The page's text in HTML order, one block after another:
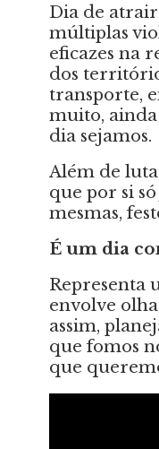
Dia de atrair
múltiplas
eficazes na
dos
transporte,
muito, ainda
dia sejamos.
Além de
que por si
mesmas,
É um dia
Representa
envolve
assim,
que fomos
que